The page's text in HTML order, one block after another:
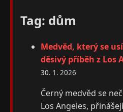
Tag: dům
Medvěd, který se
děsivý příběh z Los
30. 1. 2026
Černý medvěd se
Los Angeles,